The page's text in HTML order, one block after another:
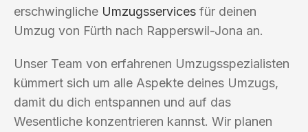
erschwingliche Umzugsservices für deinen
Umzug von Fürth nach Rapperswil-Jona an.
Unser Team von erfahrenen Umzugsspezialisten
kümmert sich um alle Aspekte deines Umzugs,
damit du dich entspannen und auf das
Wesentliche konzentrieren kannst. Wir planen